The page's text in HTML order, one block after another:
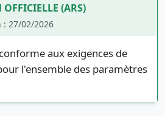
(ARS)
27/02/2026
aux exigences de
l'ensemble des paramètres